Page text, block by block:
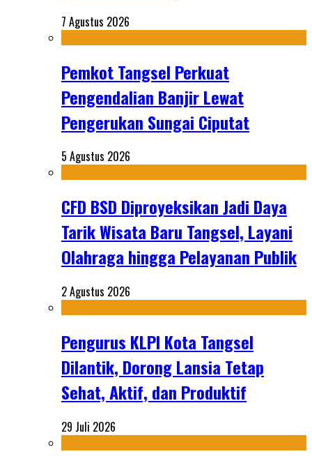
7 Agustus 2026
Pemkot Tangsel Perkuat
Pengendalian Banjir Lewat
Pengerukan Sungai Ciputat
5 Agustus 2026
CFD BSD Diproyeksikan Jadi Daya
Tarik Wisata Baru Tangsel, Layani
Olahraga hingga Pelayanan Publik
2 Agustus 2026
Pengurus KLPI Kota Tangsel
Dilantik, Dorong Lansia Tetap
Sehat, Aktif, dan Produktif
29 Juli 2026